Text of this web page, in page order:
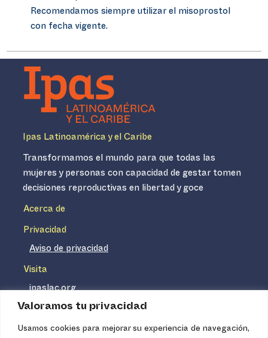
Valoramos tu privacidad
Usamos cookies para mejorar su experiencia de navegación,
Recomendamos siempre utilizar el misoprostol
con fecha vigente.
Ipas Latinoamérica y el Caribe
Transformamos el mundo para que todas las
mujeres y personas con capacidad de gestar tomen
decisiones reproductivas en libertad y goce
Acerca de
Privacidad
Aviso de privacidad
Visita
ipaslac.org
ipasmexico.org